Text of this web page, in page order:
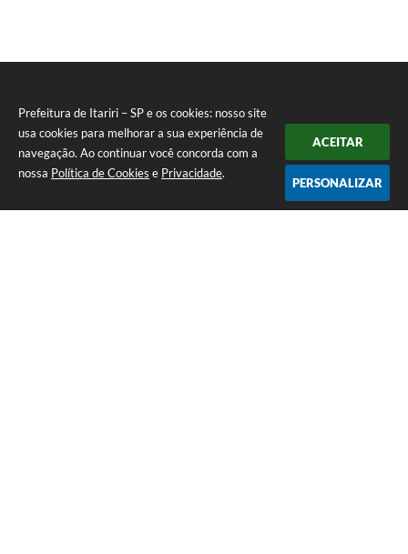
Prefeitura de Itariri – SP e os cookies: nosso site
usa cookies para melhorar a sua experiência de
navegação. Ao continuar você concorda com a
nossa Política de Cookies e Privacidade.
ACEITAR
PERSONALIZAR